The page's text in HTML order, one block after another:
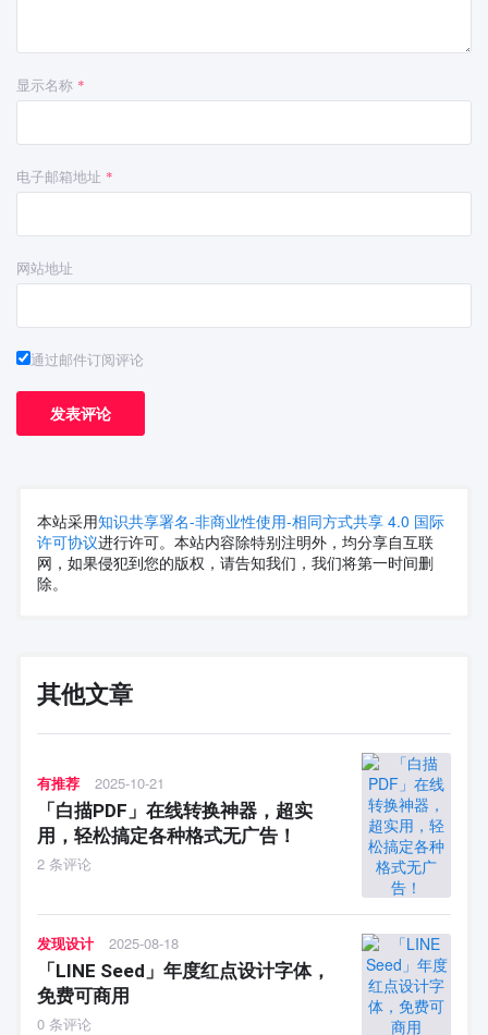
显示名称 *
电子邮箱地址 *
网站地址
通过邮件订阅评论
本站采用知识共享署名-非商业性使用-相同方式共享 4.0 国际
许可协议进行许可。本站内容除特别注明外，均分享自互联
网，如果侵犯到您的版权，请告知我们，我们将第一时间删
除。
其他文章
有推荐 2025-10-21
「白描PDF」在线转换神器，超实
用，轻松搞定各种格式无广告！
2 条评论
发现设计 2025-08-18
「LINE Seed」年度红点设计字体，
免费可商用
0 条评论